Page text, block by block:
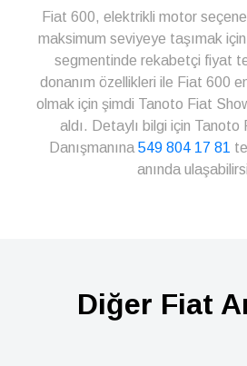
Fiat 600, elektrikli motor
maksimum seviyeye taşımak
segmentinde rekabetçi fiyat
donanım özellikleri ile Fiat 600
olmak için şimdi Tanoto Fiat
aldı. Detaylı bilgi için Tanoto
Danışmanına 549 804 17 81
anında
Diğer Fiat